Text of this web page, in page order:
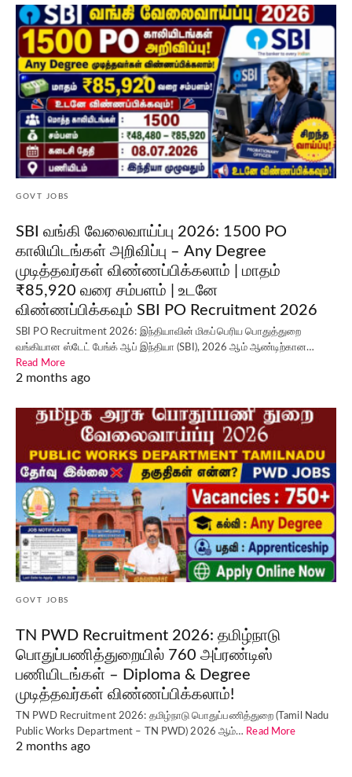
GOVT JOBS
SBI வங்கி வேலைவாய்ப்பு 2026: 1500 PO
காலியிடங்கள் அறிவிப்பு – Any Degree
முடித்தவர்கள் விண்ணப்பிக்கலாம் | மாதம்
₹85,920 வரை சம்பளம் | உடனே
விண்ணப்பிக்கவும் SBI PO Recruitment 2026
SBI PO Recruitment 2026: இந்தியாவின் மிகப்பெரிய பொதுத்துறை
வங்கியான ஸ்டேட் பேங்க் ஆப் இந்தியா (SBI), 2026 ஆம் ஆண்டிற்கான…
Read More
2 months ago
GOVT JOBS
TN PWD Recruitment 2026: தமிழ்நாடு
பொதுப்பணித்துறையில் 760 அப்ரண்டிஸ்
பணியிடங்கள் – Diploma & Degree
முடித்தவர்கள் விண்ணப்பிக்கலாம்!
TN PWD Recruitment 2026: தமிழ்நாடு பொதுப்பணித்துறை (Tamil Nadu
Public Works Department – TN PWD) 2026 ஆம்… Read More
2 months ago